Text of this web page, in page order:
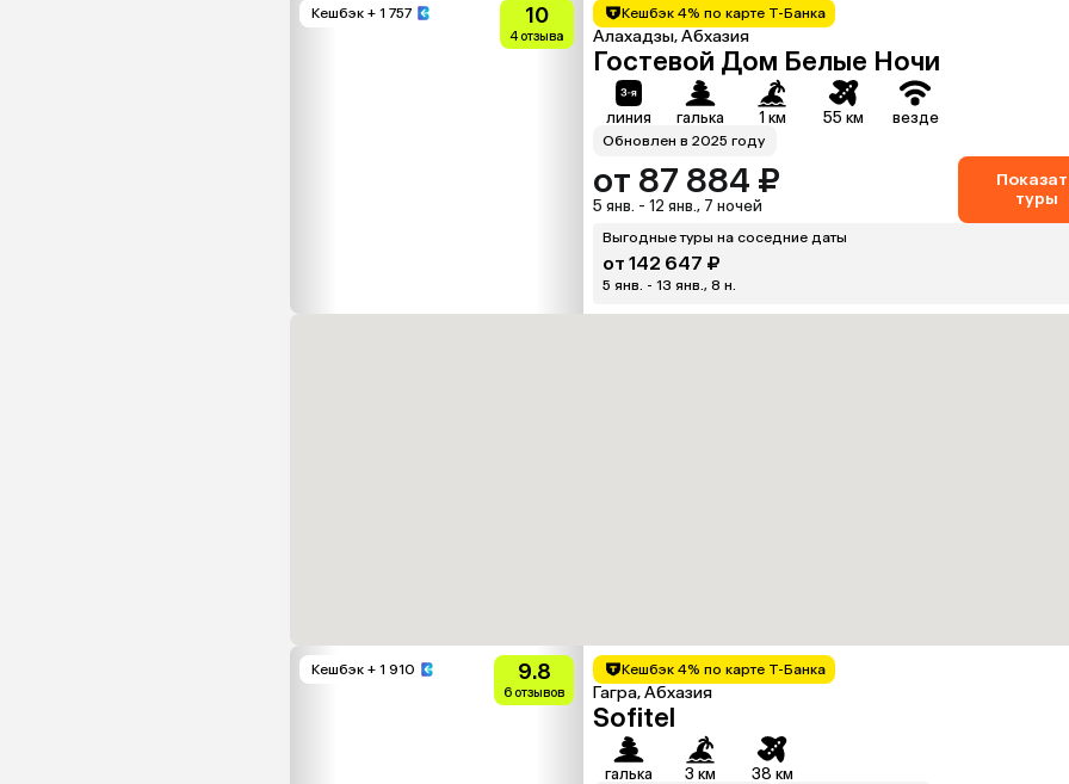
Кешбэк + 1 757 10
4 отзыва
Кешбэк 4% по карте Т-Банка
Алахадзы, Абхазия
Гостевой Дом Белые Ночи
линия галька 1 км 55 км везде
Обновлен в 2025 году
от 87 884 ₽
5 янв. - 12 янв., 7 ночей
туры
Выгодные туры на соседние даты
от 142 647 ₽
5 янв. - 13 янв., 8 н.
Кешбэк + 1 910 9.8
6 отзывов
Кешбэк 4% по карте Т-Банка
Гагра, Абхазия
Sofitel
галька 3 км 38 км